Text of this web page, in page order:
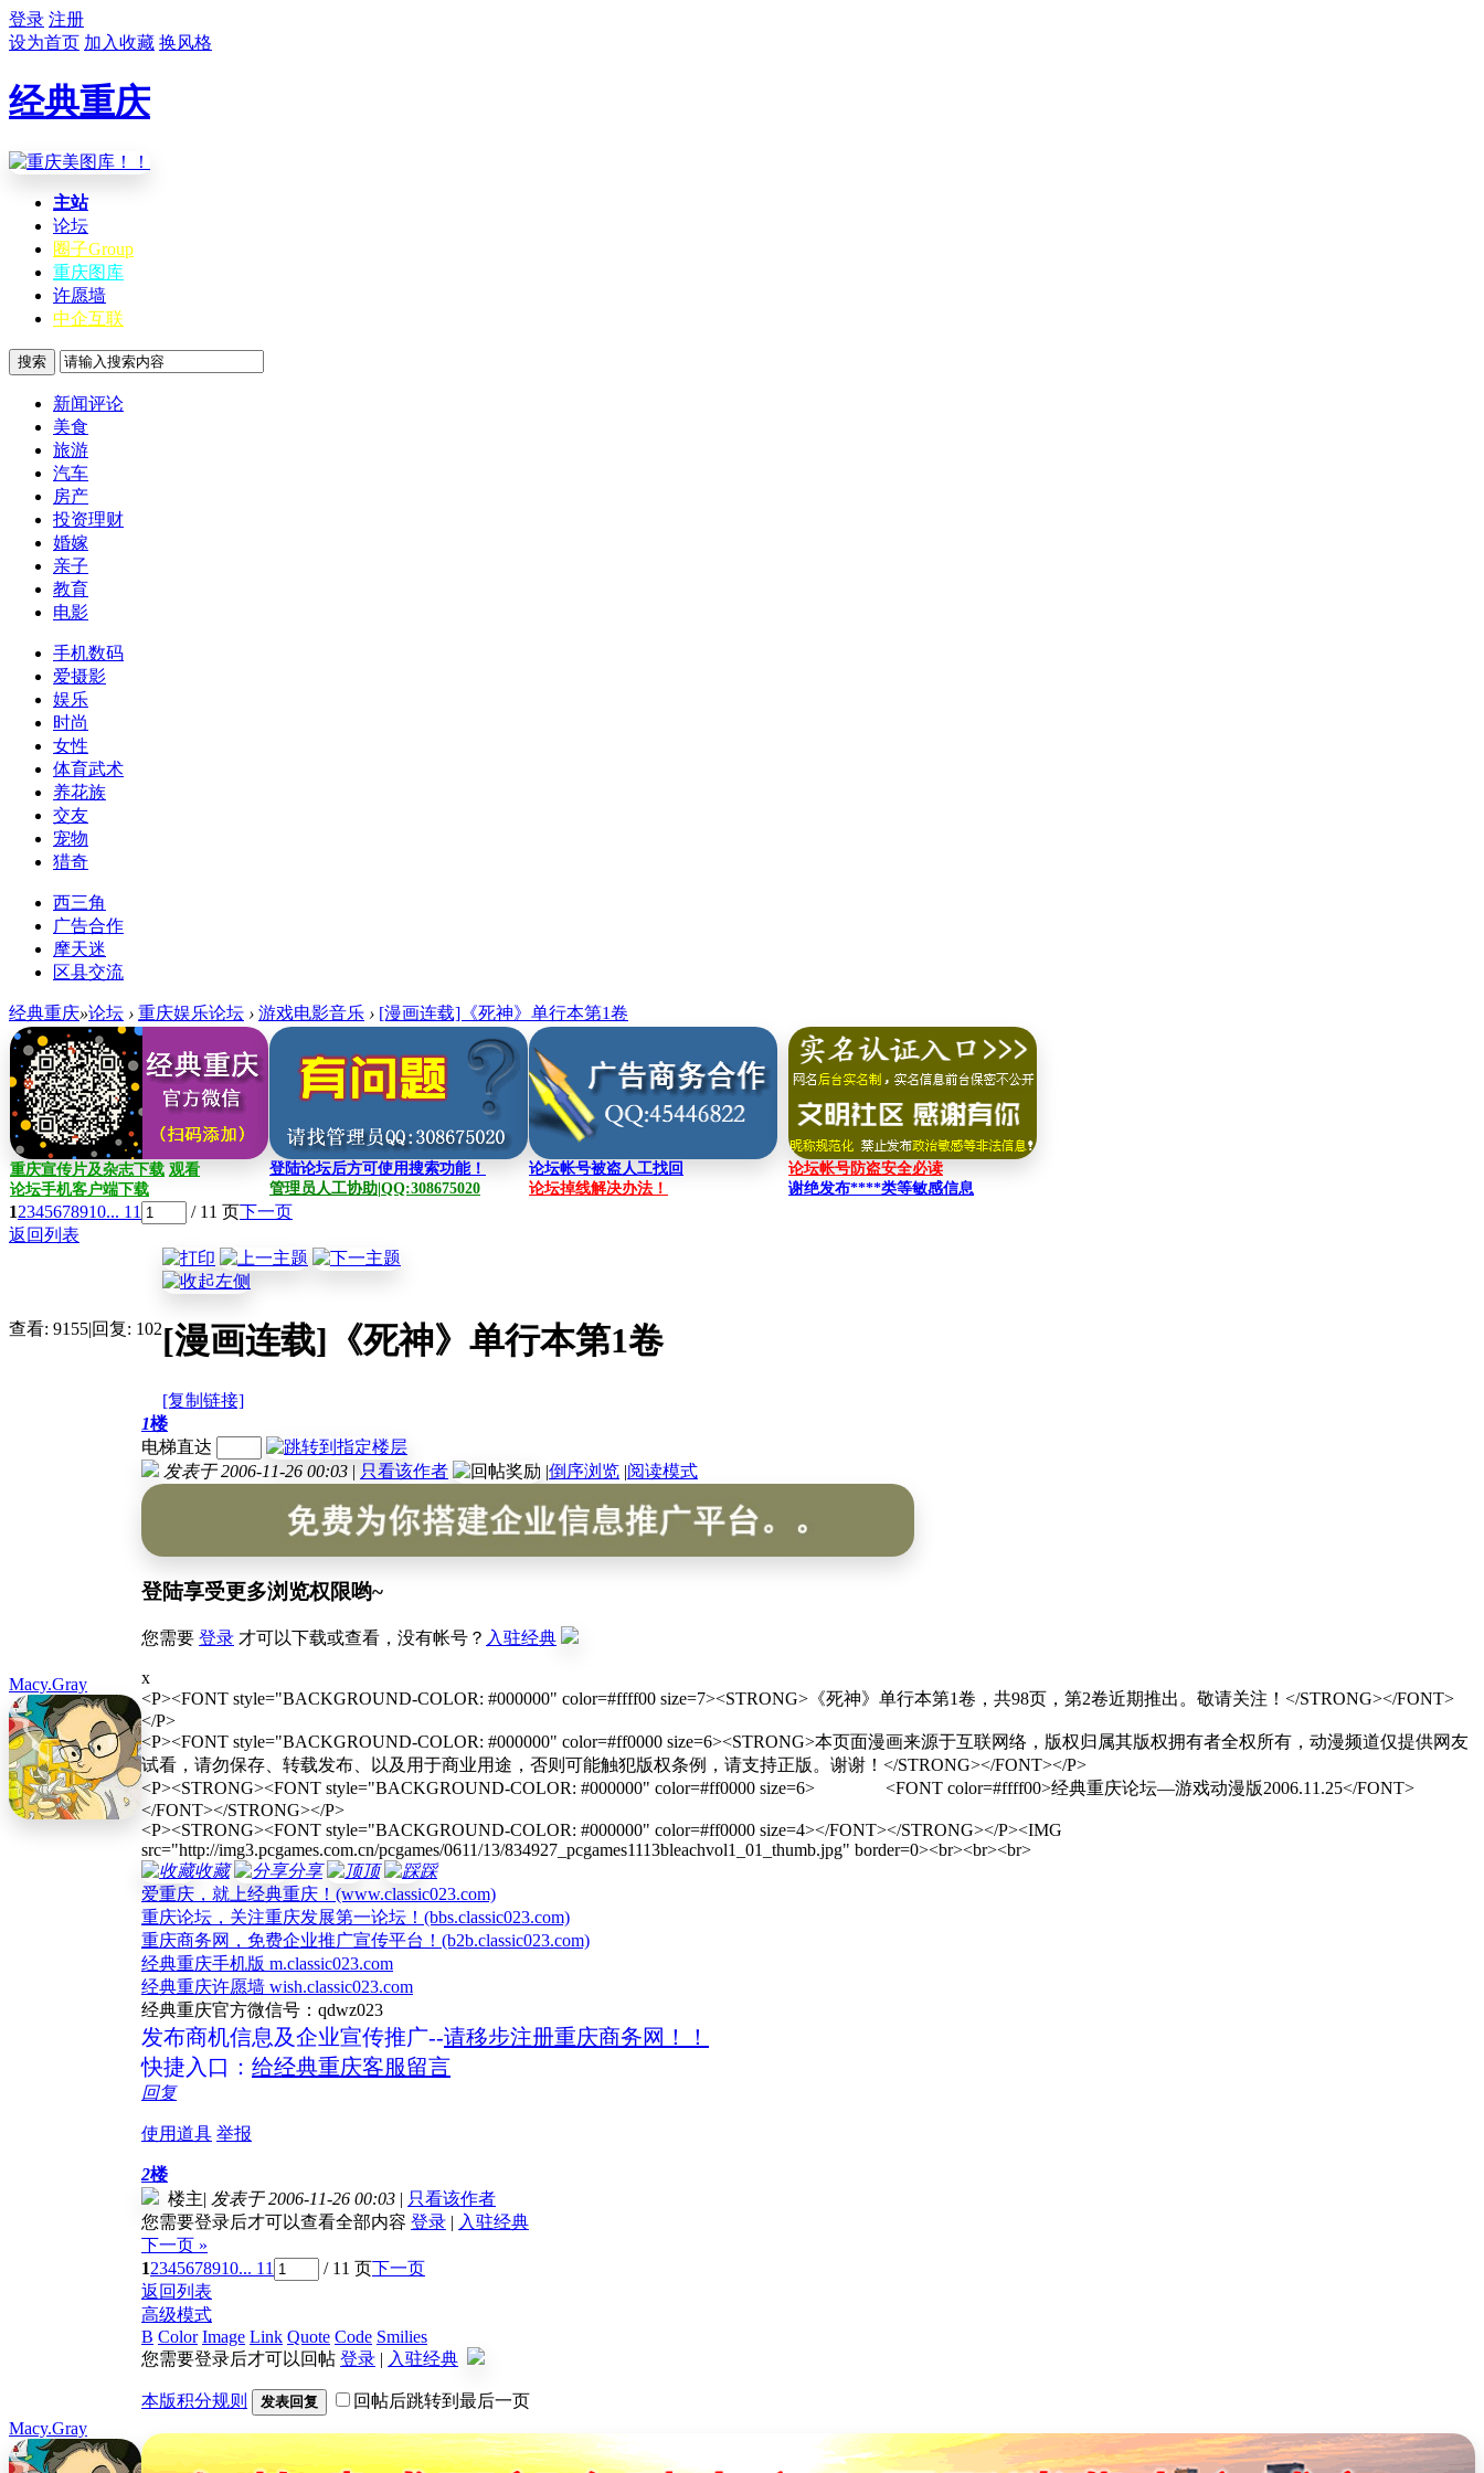
登录 注册
设为首页 加入收藏 换风格
经典重庆
主站
论坛
圈子Group
重庆图库
许愿墙
中企互联
搜索
新闻评论
美食
旅游
汽车
房产
投资理财
婚嫁
亲子
教育
电影
手机数码
爱摄影
娱乐
时尚
女性
体育武术
养花族
交友
宠物
猎奇
西三角
广告合作
摩天迷
区县交流
经典重庆»论坛 › 重庆娱乐论坛 › 游戏电影音乐 › [漫画连载]《死神》单行本第1卷
重庆宣传片及杂志下载 观看
论坛手机客户端下载
登陆论坛后方可使用搜索功能！
管理员人工协助|QQ:308675020
论坛帐号被盗人工找回
论坛掉线解决办法！
论坛帐号防盗安全必读
谢绝发布****类等敏感信息
12345678910... 11 / 11 页下一页
返回列表
查看: 9155|回复: 102[漫画连载]《死神》单行本第1卷
[复制链接]
Macy.Gray
1楼
电梯直达
发表于 2006-11-26 00:03 | 只看该作者 |倒序浏览 |阅读模式
登陆享受更多浏览权限哟~
您需要 登录 才可以下载或查看，没有帐号？ 入驻经典
x
<P><FONT style="BACKGROUND-COLOR: #000000" color=#ffff00 size=7><STRONG>《死神》单行本第1卷，共98页，第2卷近期推出。敬请关注！</STRONG></FONT>
</P>
<P><FONT style="BACKGROUND-COLOR: #000000" color=#ff0000 size=6><STRONG>本页面漫画来源于互联网络，版权归属其版权拥有者全权所有，动漫频道仅提供网友
试看，请勿保存、转载发布、以及用于商业用途，否则可能触犯版权条例，请支持正版。谢谢！</STRONG></FONT></P>
<P><STRONG><FONT style="BACKGROUND-COLOR: #000000" color=#ff0000 size=6> <FONT color=#ffff00>经典重庆论坛—游戏动漫版2006.11.25</FONT>
</FONT></STRONG></P>
<P><STRONG><FONT style="BACKGROUND-COLOR: #000000" color=#ff0000 size=4></FONT></STRONG></P><IMG
src="http://img3.pcgames.com.cn/pcgames/0611/13/834927_pcgames1113bleachvol1_01_thumb.jpg" border=0><br><br><br>
收藏
分享 顶
踩
爱重庆，就上经典重庆！(www.classic023.com)
重庆论坛，关注重庆发展第一论坛！(bbs.classic023.com)
重庆商务网，免费企业推广宣传平台！(b2b.classic023.com)
经典重庆手机版 m.classic023.com
经典重庆许愿墙 wish.classic023.com
经典重庆官方微信号：qdwz023
发布商机信息及企业宣传推广--请移步注册重庆商务网！！
快捷入口： 给经典重庆客服留言
回复
使用道具 举报
Macy.Gray
2楼
楼主| 发表于 2006-11-26 00:03 | 只看该作者
您需要登录后才可以查看全部内容 登录 | 入驻经典
下一页 »
12345678910... 11 / 11 页下一页
返回列表
高级模式
B Color Image Link Quote Code Smilies
您需要登录后才可以回帖 登录 | 入驻经典
本版积分规则 发表回复 回帖后跳转到最后一页